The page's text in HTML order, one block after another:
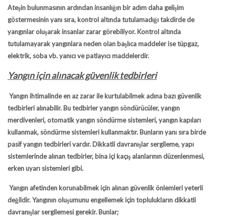
Ateşin bulunmasının ardından insanlığın bir adım daha gelişim
göstermesinin yanı sıra, kontrol altında tutulamadığı takdirde de
yangınlar oluşarak insanlar zarar görebiliyor. Kontrol altında
tutulamayarak yangınlara neden olan başlıca maddeler ise tüpgaz,
elektrik, soba vb. yanıcı ve patlayıcı maddelerdir.
Yangın için alınacak güvenlik tedbirleri
Yangın ihtimalinde en az zarar ile kurtulabilmek adına bazı güvenlik
tedbirleri alınabilir. Bu tedbirler yangın söndürücüler, yangın
merdivenleri, otomatik yangın söndürme sistemleri, yangın kapıları
kullanmak, söndürme sistemleri kullanmaktır. Bunların yanı sıra birde
pasif yangın tedbirleri vardır. Dikkatli davranışlar sergileme, yapı
sistemlerinde alınan tedbirler, bina içi kaçış alanlarının düzenlenmesi,
erken uyarı sistemleri gibi.
Yangın afetinden korunabilmek için alınan güvenlik önlemleri yeterli
değildir. Yangının oluşumunu engellemek için toplulukların dikkatli
davranışlar sergilemesi gerekir. Bunlar;